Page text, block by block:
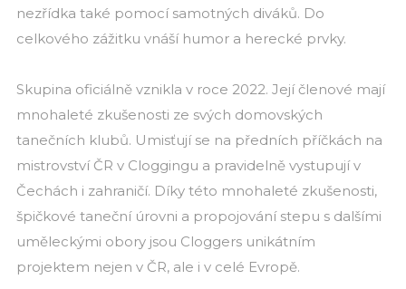
nezřídka také pomocí samotných diváků. Do
celkového zážitku vnáší humor a herecké prvky.
Skupina oficiálně vznikla v roce 2022. Její členové mají
mnohaleté zkušenosti ze svých domovských
tanečních klubů. Umisťují se na předních příčkách na
mistrovství ČR v Cloggingu a pravidelně vystupují v
Čechách i zahraničí. Díky této mnohaleté zkušenosti,
špičkové taneční úrovni a propojování stepu s dalšími
uměleckými obory jsou Cloggers unikátním
projektem nejen v ČR, ale i v celé Evropě.